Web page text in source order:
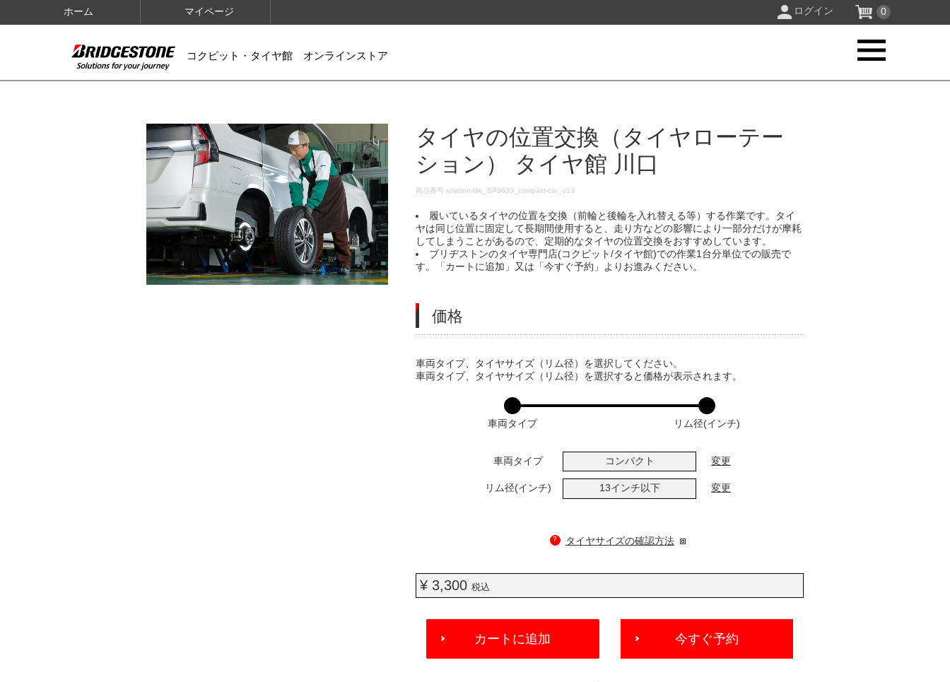
ホーム マイページ ログイン 0
コクピット・タイヤ館 オンラインストア
IMAGES
タイヤの位置交換（タイヤローテー
ション） タイヤ館 川口
DETAILS
商品番号 rotation-tire_SP3630_compact-car_u13
履いているタイヤの位置を交換（前輪と後輪を入れ替える等）する作業です。タイ
ヤは同じ位置に固定して長期間使用すると、走り方などの影響により一部分だけが摩耗
してしまうことがあるので、定期的なタイヤの位置交換をおすすめしています。
ブリヂストンのタイヤ専門店(コクピット/タイヤ館)での作業1台分単位での販売で
す。「カートに追加」又は「今すぐ予約」よりお進みください。
価格
VARIATIONS
車両タイプ、タイヤサイズ（リム径）を選択してください。
車両タイプ、タイヤサイズ（リム径）を選択すると価格が表示されます。
車両タイプ リム径(インチ)
車両タイプ コンパクト 変更
リム径(インチ) 13インチ以下 変更
? タイヤサイズの確認方法
¥ 3,300税込
ADD
CART
カートに追加 今すぐ予約